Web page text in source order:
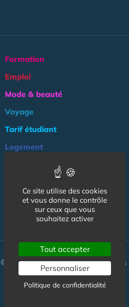
Formation
Emploi
Mode & beauté
Voyage
Tarif étudiant
Logement
Association
NOS AUTRES SITES :
© CapCampus 2026 - Tous droits
cookies
Ce site utilise des cookies
et vous donne le contrôle
sur ceux que vous
souhaitez activer
Tout accepter
Personnaliser
Politique de confidentialité